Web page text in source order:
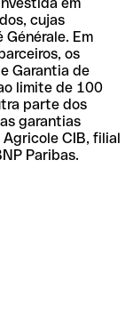
cujas
Em
os
Garantia de
limite de 100
parte dos
garantias
CIB, filial
Paribas.